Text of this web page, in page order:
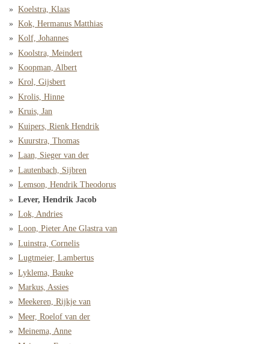
Koelstra, Klaas
Kok, Hermanus Matthias
Kolf, Johannes
Koolstra, Meindert
Koopman, Albert
Krol, Gijsbert
Krolis, Hinne
Kruis, Jan
Kuipers, Rienk Hendrik
Kuurstra, Thomas
Laan, Sieger van der
Lautenbach, Sijbren
Lemson, Hendrik Theodorus
Lever, Hendrik Jacob
Lok, Andries
Loon, Pieter Ane Glastra van
Luinstra, Cornelis
Lugtmeier, Lambertus
Lyklema, Bauke
Markus, Assies
Meekeren, Rijkje van
Meer, Roelof van der
Meinema, Anne